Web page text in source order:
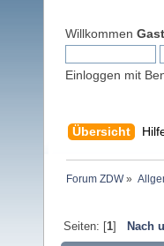
Willkommen Gast
Einloggen mit
Übersicht
Forum ZDW»
Seiten: [1] Nach